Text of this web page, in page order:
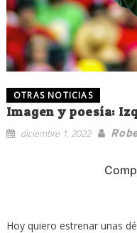
OTRAS NOTICIAS
Imagen y poesía:
diciembre 1, 2022
Hoy quiero estrenar unas